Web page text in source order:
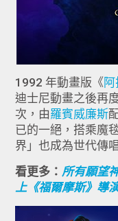
1992 年動畫版《
迪士尼動畫之後再
次，由羅賓威廉斯
已的一絕，搭乘魔
界」也成為世代傳
看更多：所有願望
上《福爾摩斯》導